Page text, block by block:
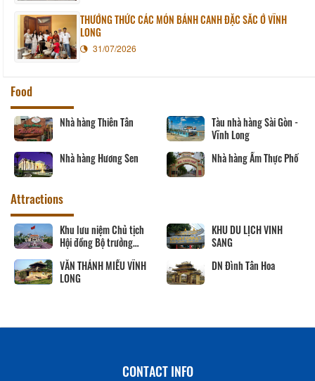
THƯỞNG THỨC CÁC MÓN BÁNH CANH ĐẶC SẮC Ở VĨNH
LONG
31/07/2026
Food
Nhà hàng Thiên Tân
Tàu nhà hàng Sài Gòn -
Vĩnh Long
Nhà hàng Hương Sen
Nhà hàng Ẩm Thực Phố
Attractions
Khu lưu niệm Chủ tịch
Hội đồng Bộ trưởng
KHU DU LỊCH VINH
SANG
VĂN THÁNH MIẾU VĨNH
LONG
DN Đình Tân Hoa
CONTACT INFO